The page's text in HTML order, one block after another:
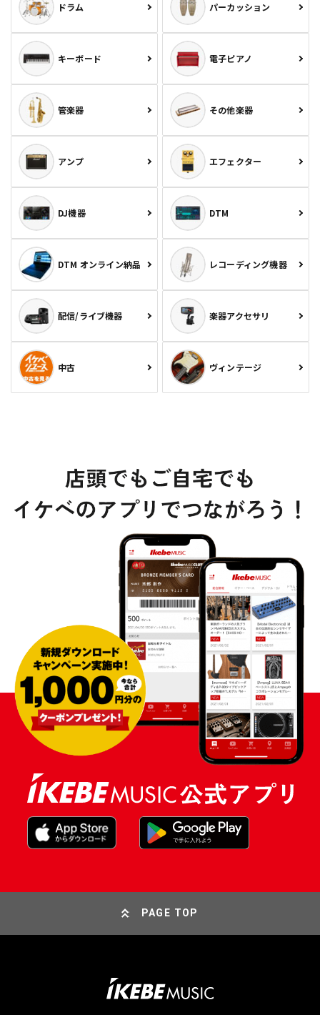
ドラム パーカッション
キーボード 電子ピアノ
管楽器 その他楽器
アンプ エフェクター
DJ機器 DTM
DTM オンライン納品 レコーディング機器
配信/ライブ機器 楽器アクセサリ
中古 ヴィンテージ
PAGE TOP